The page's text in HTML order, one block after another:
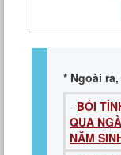
* Ngoài
- BÓI
QUA
NĂM